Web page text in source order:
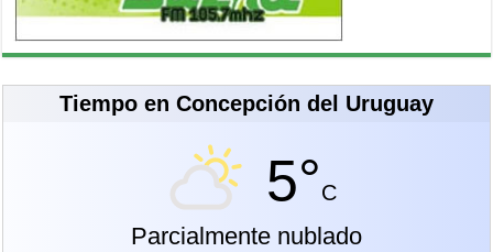
Tiempo en Concepción del Uruguay
5°C
Parcialmente nublado